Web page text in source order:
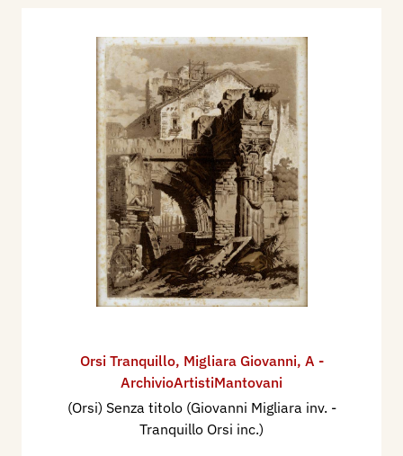
Orsi Tranquillo, Migliara Giovanni, A -
ArchivioArtistiMantovani
(Orsi) Senza titolo (Giovanni Migliara inv. -
Tranquillo Orsi inc.)